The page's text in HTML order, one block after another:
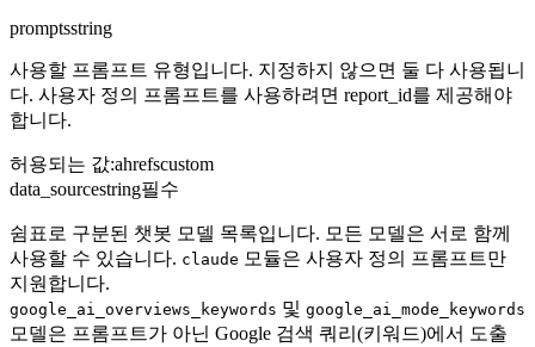
promptsstring
사용할 프롬프트 유형입니다. 지정하지 않으면 둘 다 사용됩니
다. 사용자 정의 프롬프트를 사용하려면 report_id를 제공해야
합니다.
허용되는 값:ahrefscustom
data_sourcestring필수
쉼표로 구분된 챗봇 모델 목록입니다. 모든 모델은 서로 함께
사용할 수 있습니다. claude 모듈은 사용자 정의 프롬프트만
지원합니다.
google_ai_overviews_keywords 및 google_ai_mode_keywords
모델은 프롬프트가 아닌 Google 검색 쿼리(키워드)에서 도출